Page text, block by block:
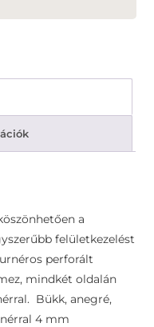
a
felületkezelést
perforált
mindkét oldalán
Bükk, anegré,
4 mm